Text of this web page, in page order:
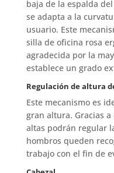
baja de la espalda
se adapta a la
usuario. Este
silla de oficina rosa
agradecida por la
establece un grado
Regulación de altura
Este mecanismo es
gran altura. Gracias
altas podrán regular
hombros queden
trabajo con el fin de